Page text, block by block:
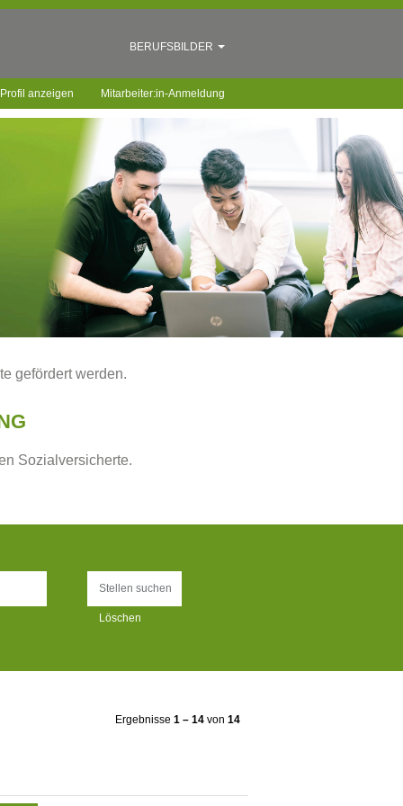
BERUFSBILDER
Profil anzeigen Mitarbeiter:in-Anmeldung
gefördert werden.
Sozialversicherte.
Löschen
Ergebnisse 1 – 14 von 14